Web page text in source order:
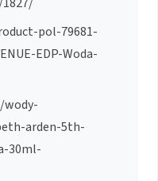
pol-79681-
EDP-Woda-
arden-5th-
30ml-